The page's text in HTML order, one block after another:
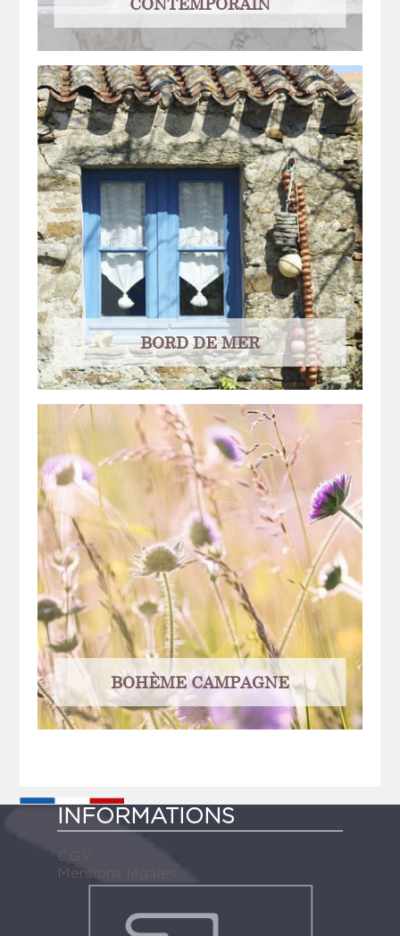
BORD DE MER
BOHÈME CAMPAGNE
INFORMATIONS
C.G.V
Mentions légales